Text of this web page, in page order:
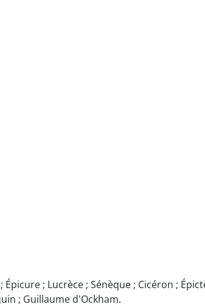
Épicure ; Lucrèce ; Sénèque ; Cicéron ;
; Guillaume d'Ockham.